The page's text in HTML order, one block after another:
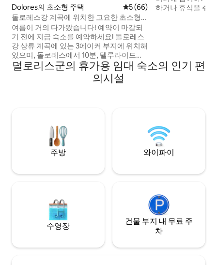
Dolores의 초소형 주택 평점 5점(5점 만점), 후기 66
5 (66)
돌로레스강 계곡에 위치한 고요한 초소형
럭셔리 주택
여름이 거의 다가왔습니다! 예약이 마감되
기 전에 지금 숙소를 예약하세요! 돌로레스
강 상류 계곡에 있는 3에이커 부지에 위치해
있으며, 돌로레스에서 10분, 텔루라이드에
서 55마일 거리에 있습니다. 일년 내내 이용
할 수 있으며, 세계적인 수준의 산악 자전거,
낚시, 하이킹에서 몇 분 거리에 있으며, 텔룰
스러운 숙박을 즐기세요. 흡연자나 반려동
물 동반은 금지입니다.
하거나 휴식을 취
키, 다운힐 스키를
서 녹아보세요. 모
덜로리스군의 휴가용 임대 숙소의 인기 편
의시설
주방 와이파이
수영장
건물 부지 내 무료 주
차